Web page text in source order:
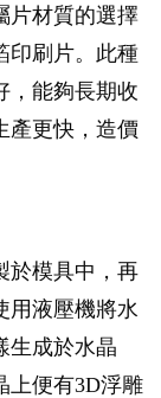
片材質的選擇
印刷片。此種
，能夠長期收
產更快，造價
於模具中，再
用液壓機將水
生成於水晶
上便有3D浮雕